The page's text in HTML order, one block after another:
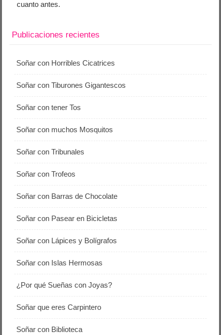
cuanto antes.
Publicaciones recientes
Soñar con Horribles Cicatrices
Soñar con Tiburones Gigantescos
Soñar con tener Tos
Soñar con muchos Mosquitos
Soñar con Tribunales
Soñar con Trofeos
Soñar con Barras de Chocolate
Soñar con Pasear en Bicicletas
Soñar con Lápices y Bolígrafos
Soñar con Islas Hermosas
¿Por qué Sueñas con Joyas?
Soñar que eres Carpintero
Soñar con Biblioteca